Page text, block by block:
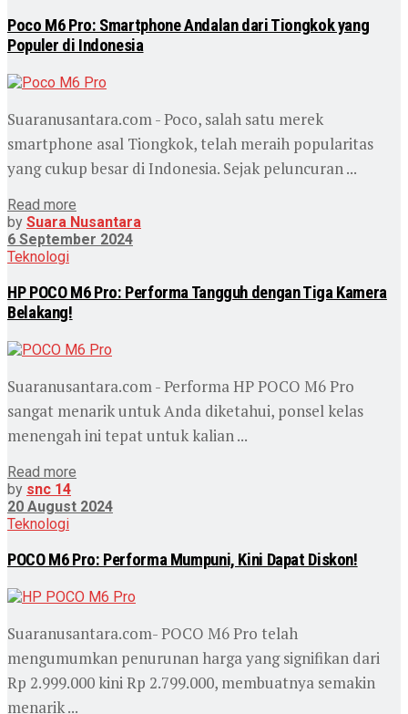
Poco M6 Pro: Smartphone Andalan dari Tiongkok yang
Populer di Indonesia
Suaranusantara.com - Poco, salah satu merek
smartphone asal Tiongkok, telah meraih popularitas
yang cukup besar di Indonesia. Sejak peluncuran ...
Read more
by Suara Nusantara
6 September 2024
Teknologi
HP POCO M6 Pro: Performa Tangguh dengan Tiga Kamera
Belakang!
Suaranusantara.com - Performa HP POCO M6 Pro
sangat menarik untuk Anda diketahui, ponsel kelas
menengah ini tepat untuk kalian ...
Read more
by snc 14
20 August 2024
Teknologi
POCO M6 Pro: Performa Mumpuni, Kini Dapat Diskon!
Suaranusantara.com- POCO M6 Pro telah
mengumumkan penurunan harga yang signifikan dari
Rp 2.999.000 kini Rp 2.799.000, membuatnya semakin
menarik ...